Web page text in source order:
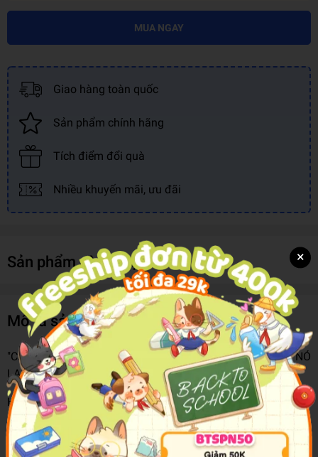
MUA NGAY
Giao hàng toàn quốc
Sản phẩm chính hãng
Tích điểm đổi quà
Nhiều khuyến mãi, ưu đãi
Sản phẩm cùng loại
Mô tả sản phẩm
"CẬU MUỐN THẰNG BÉ ĐÓ ĐÚNG KHÔNG? HÃY NHỐT NÓ
LẠI VÀ KHIẾN NÓ CHỈ THUỘC VỀ CẬU ĐI."
Hiyakawa cảm thấy thất vọng và tức giận nên đã đẩy
Mikado xuống cái ao bị nguyền rủa, sau đó anh đã nhận
được một thỏa thuận từ phía Thầy.
×